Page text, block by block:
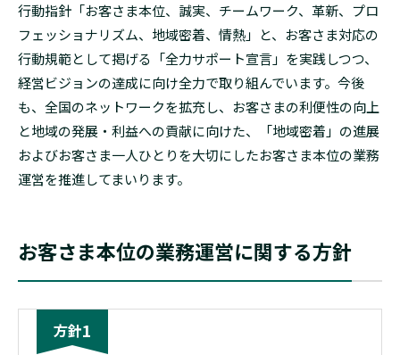
行動指針「お客さま本位、誠実、チームワーク、革新、プロ
フェッショナリズム、地域密着、情熱」と、お客さま対応の
行動規範として掲げる「全力サポート宣言」を実践しつつ、
経営ビジョンの達成に向け全力で取り組んでいます。 今後
も、全国のネットワークを拡充し、お客さまの利便性の向上
と地域の発展・利益への貢献に向けた、「地域密着」の進展
およびお客さま一人ひとりを大切にしたお客さま本位の業務
運営を推進してまいります。
お客さま本位の業務運営に関する方針
方針1